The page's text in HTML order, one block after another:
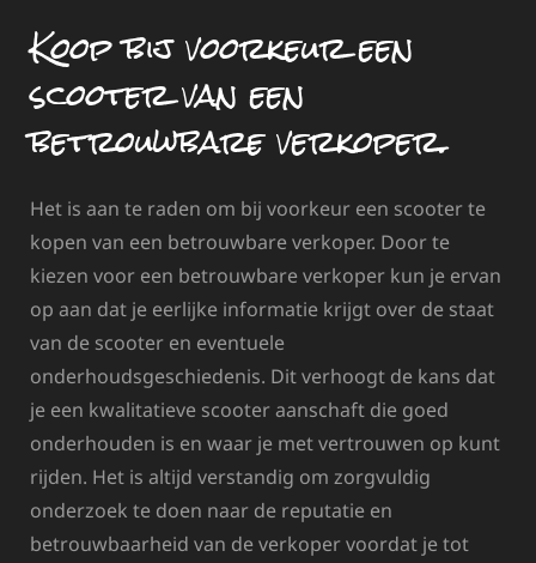
Koop bij voorkeur een
scooter van een
betrouwbare verkoper.
Het is aan te raden om bij voorkeur een scooter te
kopen van een betrouwbare verkoper. Door te
kiezen voor een betrouwbare verkoper kun je ervan
op aan dat je eerlijke informatie krijgt over de staat
van de scooter en eventuele
onderhoudsgeschiedenis. Dit verhoogt de kans dat
je een kwalitatieve scooter aanschaft die goed
onderhouden is en waar je met vertrouwen op kunt
rijden. Het is altijd verstandig om zorgvuldig
onderzoek te doen naar de reputatie en
betrouwbaarheid van de verkoper voordat je tot